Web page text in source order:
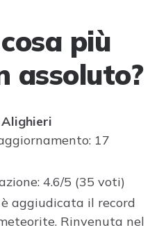
più
assoluto?
Alighieri
17
4.6/5 (35 voti)
aggiudicata il record
Rinvenuta nel